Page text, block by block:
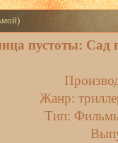
пустоты: Сад
Жанр:
Тип: